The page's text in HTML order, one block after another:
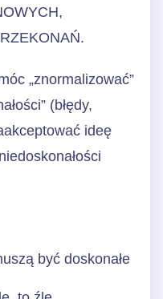
„znormalizować”
(błędy,
ideę
być doskonałe